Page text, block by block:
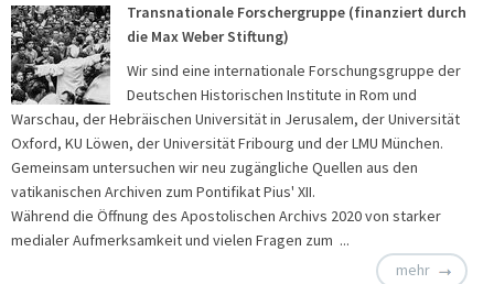
Transnationale Forschergruppe (finanziert durch
die Max Weber Stiftung)
Wir sind eine internationale Forschungsgruppe der
Deutschen Historischen Institute in Rom und
Warschau, der Hebräischen Universität in Jerusalem, der Universität
Oxford, KU Löwen, der Universität Fribourg und der LMU München.
Gemeinsam untersuchen wir neu zugängliche Quellen aus den
vatikanischen Archiven zum Pontifikat Pius' XII.
Während die Öffnung des Apostolischen Archivs 2020 von starker
medialer Aufmerksamkeit und vielen Fragen zum ...
mehr